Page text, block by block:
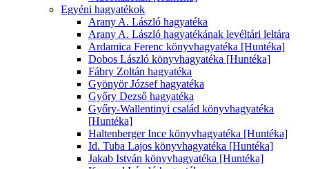
Egyéni hagyatékok
Arany A. László hagyatéka
Arany A. László hagyatékának levéltári leltára
Ardamica Ferenc könyvhagyatéka [Huntéka]
Dobos László könyvhagyatéka [Huntéka]
Fábry Zoltán hagyatéka
Gyönyör József hagyatéka
Győry Dezső hagyatéka
Győry-Wallentinyi család könyvhagyatéka
[Huntéka]
Haltenberger Ince könyvhagyatéka [Huntéka]
Id. Tuba Lajos könyvhagyatéka [Huntéka]
Jakab István könyvhagyatéka [Huntéka]